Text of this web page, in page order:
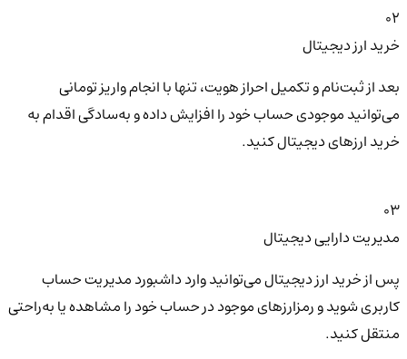
02
خرید ارز دیجیتال
بعد از ثبت‌نام و تکمیل احراز هویت، تنها با انجام واریز تومانی
می‌توانید موجودی حساب خود را افزایش داده و به‌سادگی اقدام به
خرید ارزهای دیجیتال کنید.
03
مدیریت دارایی دیجیتال
پس از خرید ارز دیجیتال می‌توانید وارد داشبورد مدیریت حساب
کاربری شوید و رمزارزهای موجود در حساب خود را مشاهده یا به‌راحتی
منتقل کنید.